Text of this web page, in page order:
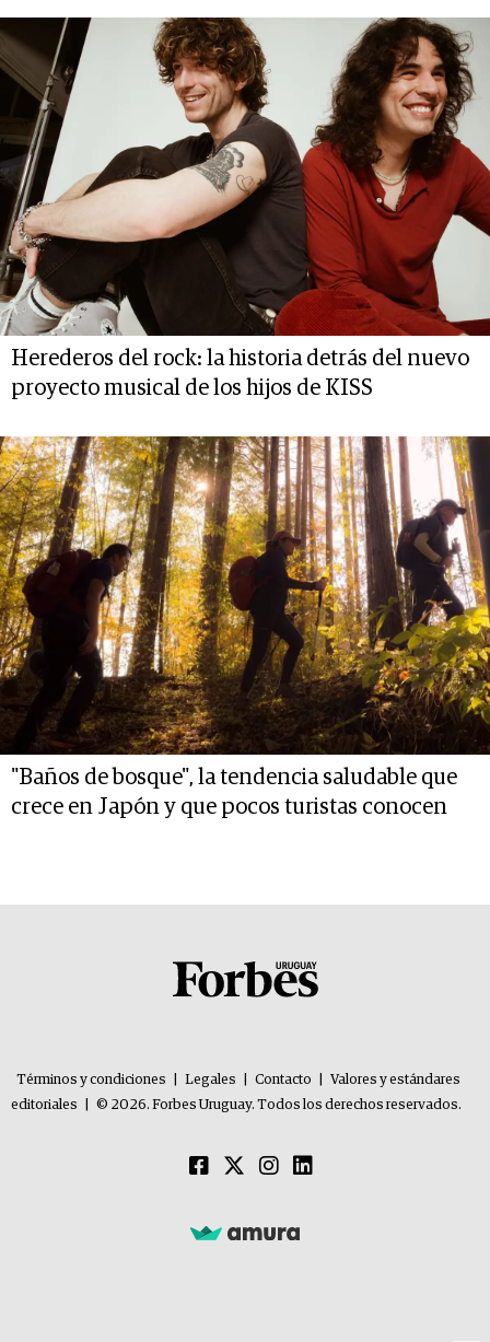
Herederos del rock: la historia detrás del nuevo
proyecto musical de los hijos de KISS
"Baños de bosque", la tendencia saludable que
crece en Japón y que pocos turistas conocen
Términos y condiciones Legales Contacto
Valores y estándares
editoriales
© 2026. Forbes Uruguay. Todos los derechos reservados.